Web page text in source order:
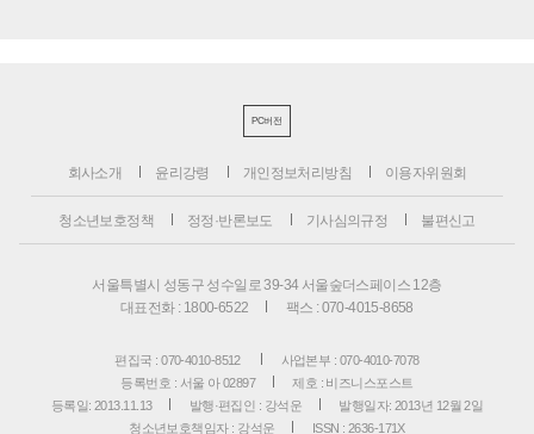
PC버전
회사소개 윤리강령 개인정보처리방침 이용자위원회
청소년보호정책 정정·반론보도 기사심의규정 불편신고
서울특별시 성동구 성수일로 39-34 서울숲더스페이스 12층
대표전화 : 1800-6522
팩스 : 070-4015-8658
편집국 : 070-4010-8512
사업본부 : 070-4010-7078
등록번호 : 서울 아 02897
제호 : 비즈니스포스트
등록일: 2013.11.13
발행·편집인 : 강석운
발행일자: 2013년 12월 2일
청소년보호책임자 : 강석운
ISSN : 2636-171X